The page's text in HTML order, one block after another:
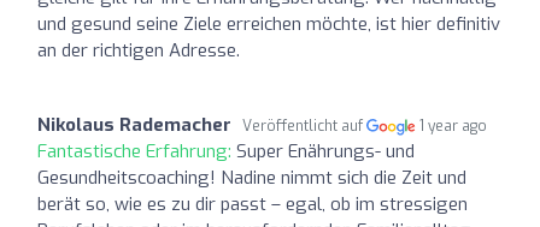
und gesund seine Ziele erreichen möchte, ist hier definitiv
an der richtigen Adresse.
Nikolaus Rademacher Veröffentlicht auf 1 year ago
Fantastische Erfahrung: Super Enährungs- und
Gesundheitscoaching! Nadine nimmt sich die Zeit und
berät so, wie es zu dir passt – egal, ob im stressigen